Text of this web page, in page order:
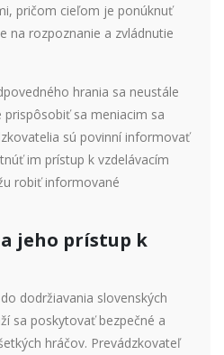
pričom cieľom je ponúknuť
na rozpoznanie a zvládnutie
hrania sa neustále
sa meniacim sa
sú povinní informovať
im prístup k vzdelávacím
robiť informované
jeho prístup k
dodržiavania slovenských
sa poskytovať bezpečné a
hráčov. Prevádzkovateľ